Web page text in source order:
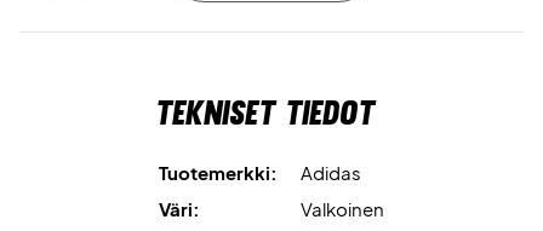
Materiaali: 74 % kierrätettyä polyesteriä, 23 % puuvillaa, 3
Tekniset tiedot
Tuotemerkki:
Adidas
Väri:
Valkoinen